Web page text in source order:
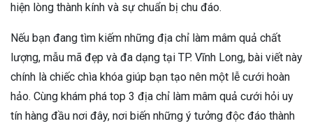
hiện lòng thành kính và sự chuẩn bị chu đáo.
Nếu bạn đang tìm kiếm những địa chỉ làm mâm quả chất
lượng, mẫu mã đẹp và đa dạng tại TP. Vĩnh Long, bài viết này
chính là chiếc chìa khóa giúp bạn tạo nên một lễ cưới hoàn
hảo. Cùng khám phá top 3 địa chỉ làm mâm quả cưới hỏi uy
tín hàng đầu nơi đây, nơi biến những ý tưởng độc đáo thành